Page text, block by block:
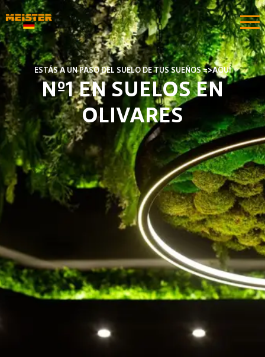
ESTÁS A UN PASO DEL SUELO DE TUS SUEÑOS =>AQUÍ​​
Nº1 EN SUELOS EN
OLIVARES